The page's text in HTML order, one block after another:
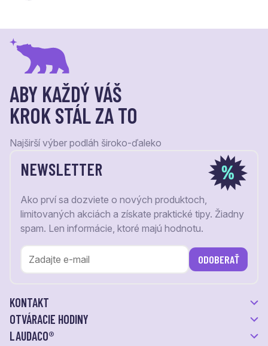
ABY KAŽDÝ VÁŠ
KROK STÁL ZA TO
Najširší výber podláh široko-ďaleko
NEWSLETTER
Ako prví sa dozviete o nových produktoch,
limitovaných akciách a získate praktické tipy. Žiadny
spam. Len informácie, ktoré majú hodnotu.
ODOBERAŤ
KONTAKT
OTVÁRACIE HODINY
LAUDACO®